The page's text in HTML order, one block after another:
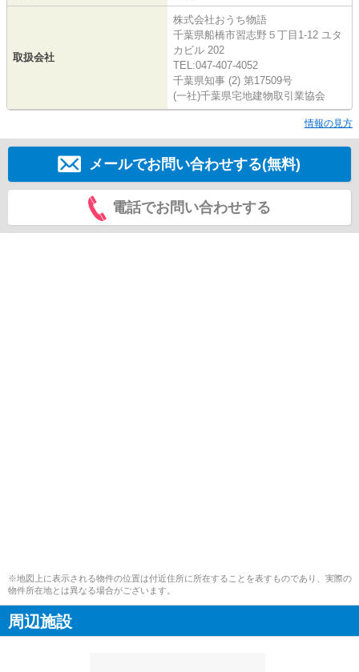
取扱会社
株式会社おうち物語
千葉県船橋市習志野５丁目1-12 ユタ
カビル 202
TEL:047-407-4052
千葉県知事 (2) 第17509号
(一社)千葉県宅地建物取引業協会
情報の見方
メールでお問い合わせする(無料)
電話でお問い合わせする
※地図上に表示される物件の位置は付近住所に所在することを表すものであり、実際の
物件所在地とは異なる場合がございます。
周辺施設